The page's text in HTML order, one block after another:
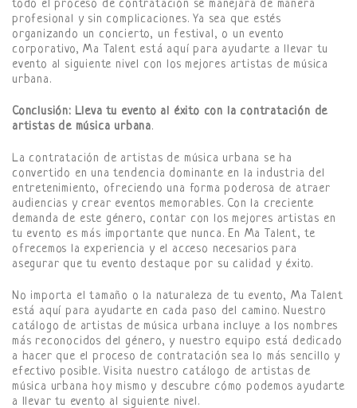
todo el proceso de contratación se manejará de manera
profesional y sin complicaciones. Ya sea que estés
organizando un concierto, un festival, o un evento
corporativo, Ma Talent está aquí para ayudarte a llevar tu
evento al siguiente nivel con los mejores artistas de música
urbana.
Conclusión: Lleva tu evento al éxito con la contratación de
artistas de música urbana.
La contratación de artistas de música urbana se ha
convertido en una tendencia dominante en la industria del
entretenimiento, ofreciendo una forma poderosa de atraer
audiencias y crear eventos memorables. Con la creciente
demanda de este género, contar con los mejores artistas en
tu evento es más importante que nunca. En Ma Talent, te
ofrecemos la experiencia y el acceso necesarios para
asegurar que tu evento destaque por su calidad y éxito.
No importa el tamaño o la naturaleza de tu evento, Ma Talent
está aquí para ayudarte en cada paso del camino. Nuestro
catálogo de artistas de música urbana incluye a los nombres
más reconocidos del género, y nuestro equipo está dedicado
a hacer que el proceso de contratación sea lo más sencillo y
efectivo posible. Visita nuestro catálogo de artistas de
música urbana hoy mismo y descubre cómo podemos ayudarte
a llevar tu evento al siguiente nivel.